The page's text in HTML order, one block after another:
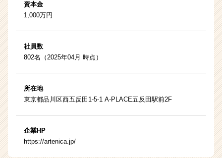
資本金
1,000万円
社員数
802名（2025年04月 時点）
所在地
東京都品川区西五反田1-5-1 A-PLACE五反田駅前2F
企業HP
https://artenica.jp/